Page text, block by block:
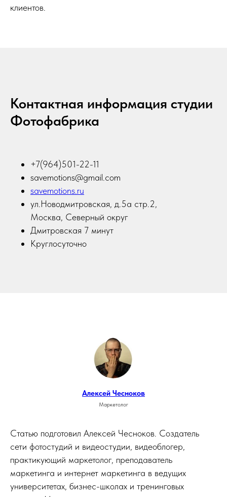
клиентов.
Контактная информация студии
Фотофабрика
+7(964)501-22-11
savemotions@gmail.com
savemotions.ru
ул.Новодмитровская, д.5а стр.2,
Москва, Северный округ
Дмитровская 7 минут
Круглосуточно
Алексей Чесноков
Маркетолог
Статью подготовил Алексей Чесноков. Создатель
сети фотостудий и видеостудии, видеоблогер,
практикующий маркетолог, преподаватель
маркетинга и интернет маркетинга в ведущих
университетах, бизнес-школах и тренинговых